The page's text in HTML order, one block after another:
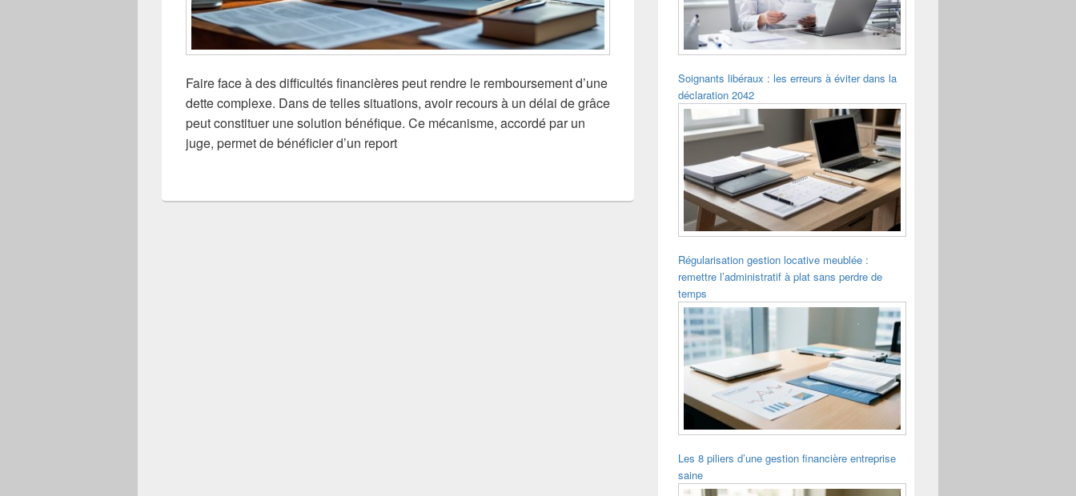
Faire face à des difficultés financières peut rendre le remboursement d’une
dette complexe. Dans de telles situations, avoir recours à un délai de grâce
peut constituer une solution bénéfique. Ce mécanisme, accordé par un
juge, permet de bénéficier d’un report
Soignants libéraux : les erreurs à éviter dans la
déclaration 2042
Régularisation gestion locative meublée :
remettre l’administratif à plat sans perdre de
temps
Les 8 piliers d’une gestion financière entreprise
saine